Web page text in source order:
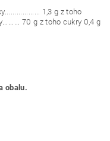
1,3 g z toho
70 g z toho cukry 0,4 g
obalu.